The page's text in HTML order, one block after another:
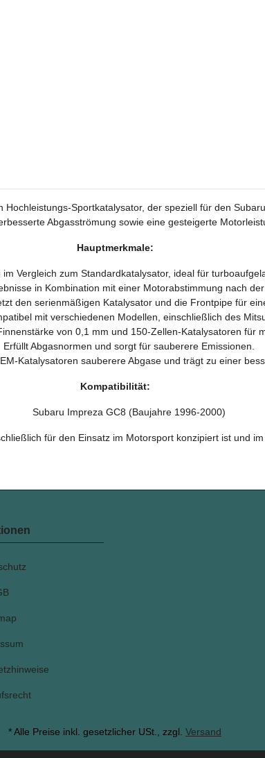
Sportkatalysator, der speziell für den
Abgasströmung sowie eine gesteigerte
Hauptmerkmale:
im Vergleich zum Standardkatalysator, ideal für
in Kombination mit einer Motorabstimmung nach
den serienmäßigen Katalysator und die Frontpipe für
mit verschiedenen Modellen, einschließlich des
von 0,1 mm und 150-Zellen-Katalysatoren für
Erfüllt Abgasnormen und sorgt für sauberere Emissionen.
Katalysatoren sauberere Abgase und trägt zu einer
Kompatibilität:
Subaru Impreza GC8 (Baujahre 1996-2000)
für den Einsatz im Motorsport konzipiert ist und
* Alle Preise inkl. gesetzlicher USt., zzgl. Versand